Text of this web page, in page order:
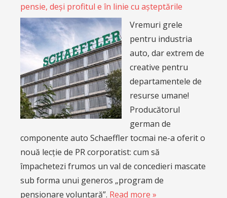
pensie, deși profitul e în linie cu așteptările
Vremuri grele
pentru industria
auto, dar extrem de
creative pentru
departamentele de
resurse umane!
Producătorul
german de
componente auto Schaeffler tocmai ne-a oferit o
nouă lecție de PR corporatist: cum să
împachetezi frumos un val de concedieri mascate
sub forma unui generos „program de
pensionare voluntară”. Read more »